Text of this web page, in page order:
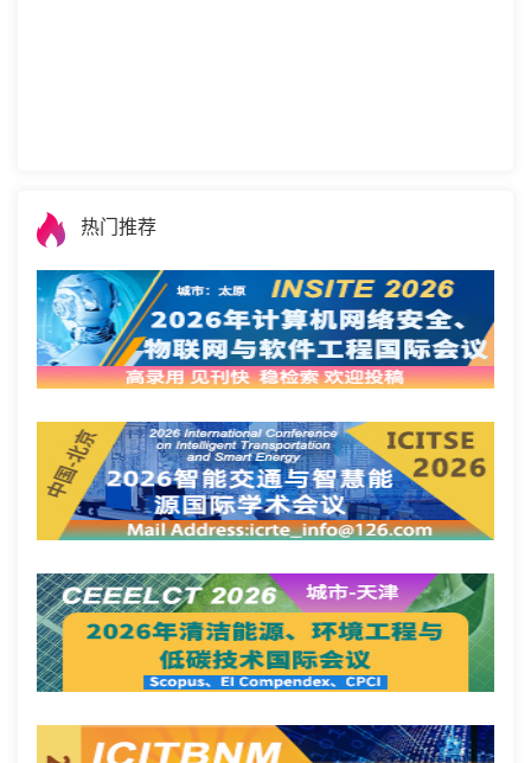
热门推荐